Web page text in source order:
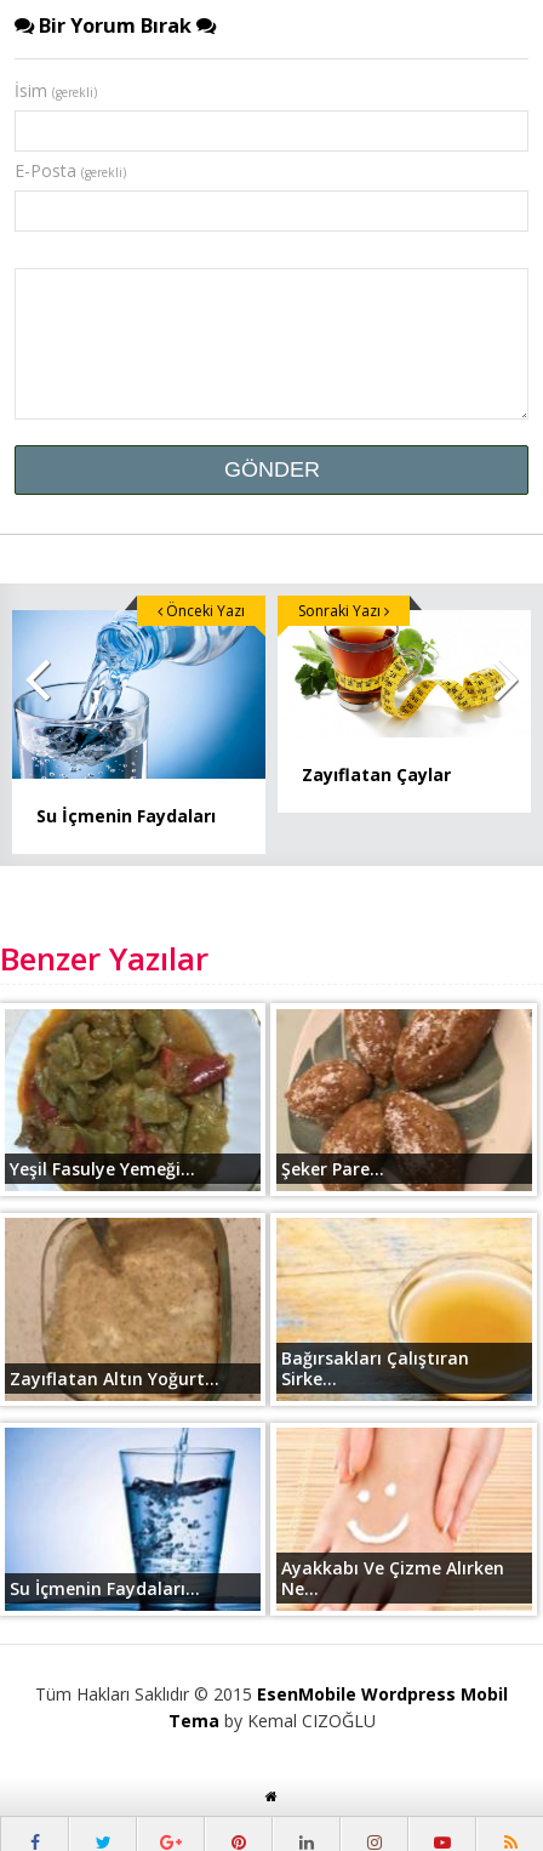
Bir Yorum Bırak
İsim (gerekli)
E-Posta (gerekli)
Su İçmenin Faydaları
Önceki Yazı
Zayıflatan Çaylar
Sonraki Yazı
Benzer Yazılar
Yeşil Fasulye Yemeği... Şeker Pare...
Zayıflatan Altın Yoğurt...
Bağırsakları Çalıştıran
Sirke...
Su İçmenin Faydaları...
Ayakkabı Ve Çizme Alırken
Ne...
Tüm Hakları Saklıdır © 2015 EsenMobile Wordpress Mobil
Tema by Kemal CIZOĞLU